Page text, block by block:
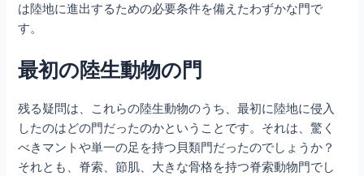
は陸地に進出するための必要条件を備えたわずかな門で
す。
最初の陸生動物の門
残る疑問は、これらの陸生動物のうち、最初に陸地に侵入
したのはどの門だったのかということです。それは、驚く
べきマントや単一の足を持つ貝類門だったのでしょうか？
それとも、脊索、節肌、大きな骨格を持つ脊索動物門でし